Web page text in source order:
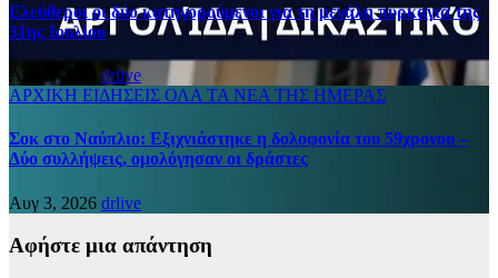
Ελεύθεροι οι δύο κατηγορούμενοι για τη μεγάλη πυρκαγιά της
31ης Ιουλίου
Αυγ 5, 2026 drlive
ΑΡΧΙΚΗ ΕΙΔΗΣΕΙΣ ΟΛΑ ΤΑ ΝΕΑ ΤΗΣ ΗΜΕΡΑΣ
Σοκ στο Ναύπλιο: Εξιχνιάστηκε η δολοφονία του 59χρονου –
Δύο συλλήψεις, ομολόγησαν οι δράστες
Αυγ 3, 2026 drlive
Αφήστε μια απάντηση